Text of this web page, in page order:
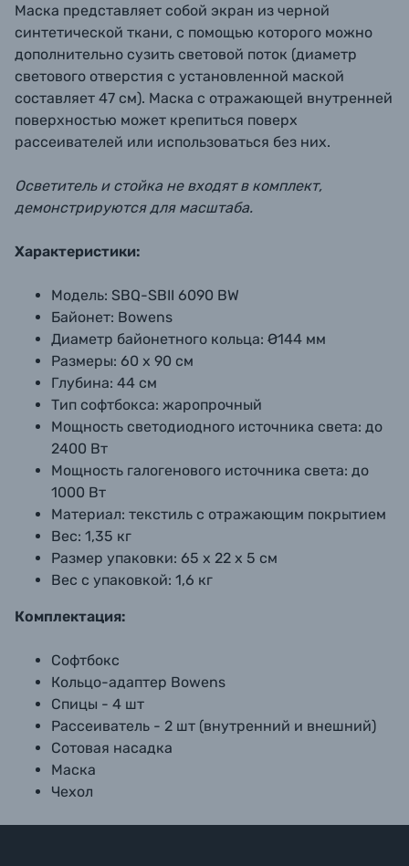
Маска представляет собой экран из черной
синтетической ткани, с помощью которого можно
дополнительно сузить световой поток (диаметр
светового отверстия с установленной маской
составляет 47 см). Маска с отражающей внутренней
поверхностью может крепиться поверх
рассеивателей или использоваться без них.
Осветитель и стойка не входят в комплект,
демонстрируются для масштаба.
Характеристики:
Модель: SBQ-SBII 6090 BW
Байонет: Bowens
Диаметр байонетного кольца: Ø144 мм
Размеры: 60 х 90 см
Глубина: 44 см
Тип софтбокса: жаропрочный
Мощность светодиодного источника света: до
2400 Вт
Мощность галогенового источника света: до
1000 Вт
Материал: текстиль с отражающим покрытием
Вес: 1,35 кг
Размер упаковки: 65 х 22 х 5 см
Вес с упаковкой: 1,6 кг
Комплектация:
Софтбокс
Кольцо-адаптер Bowens
Спицы - 4 шт
Рассеиватель - 2 шт (внутренний и внешний)
Сотовая насадка
Маска
Чехол